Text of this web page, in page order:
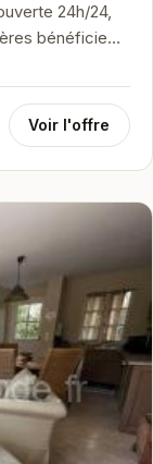
24h/24,
bénéficie
Voir l'offre